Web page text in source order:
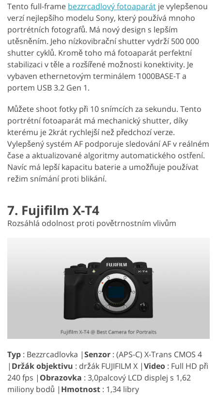
Tento full-frame bezzrcadlový fotoaparát je vylepšenou
verzí nejlepšího modelu Sony, který používá mnoho
portrétních fotografů. Má nový design s lepším
utěsněním. Jeho nízkovibrační shutter vydrží 500 000
shutter cyklů. Kromě toho má fotoaparát perfektní
stabilizaci v těle a rozšířené možnosti konektivity. Je
vybaven ethernetovým terminálem 1000BASE-T a
portem USB 3.2 Gen 1.
Můžete shoot fotky při 10 snímcích za sekundu. Tento
portrétní fotoaparát má mechanický shutter, díky
kterému je 2krát rychlejší než předchozí verze.
Vylepšený systém AF podporuje sledování AF v reálném
čase a aktualizované algoritmy automatického ostření.
Navíc má lepší kapacitu baterie a umožňuje používat
režim snímání proti blikání.
7. Fujifilm X-T4
Rozsáhlá odolnost proti povětrnostním vlivům
Typ : Bezzrcadlovka |Senzor : (APS-C) X-Trans CMOS 4
| Držák objektivu : držák FUJIFILM X |Video : Full HD při
240 fps | Obrazovka : 3,0palcový LCD displej s 1,62
miliony bodů | Hmotnost : 1,34 libry